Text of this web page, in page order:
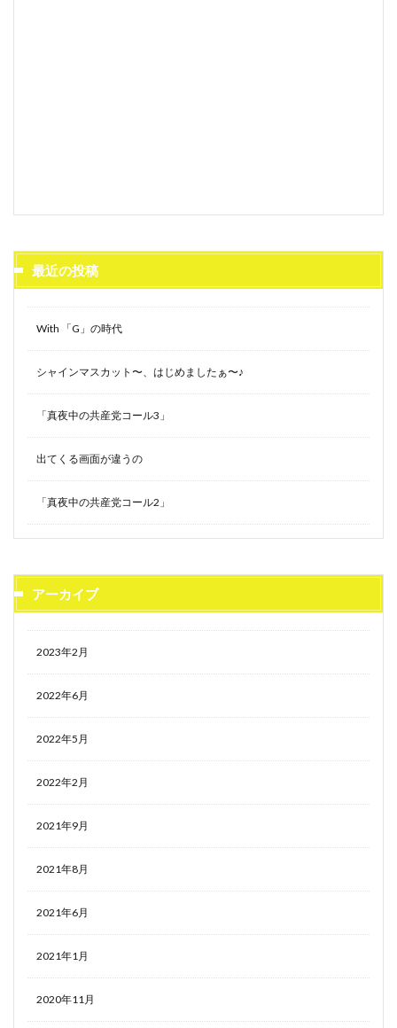
最近の投稿
With 「G」の時代
シャインマスカット〜、はじめましたぁ〜♪
「真夜中の共産党コール3」
出てくる画面が違うの
「真夜中の共産党コール2」
アーカイブ
2023年2月
2022年6月
2022年5月
2022年2月
2021年9月
2021年8月
2021年6月
2021年1月
2020年11月